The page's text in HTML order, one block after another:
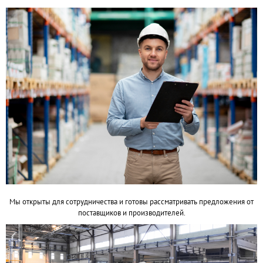
Мы открыты для сотрудничества и готовы рассматривать предложения от
поставщиков и производителей.